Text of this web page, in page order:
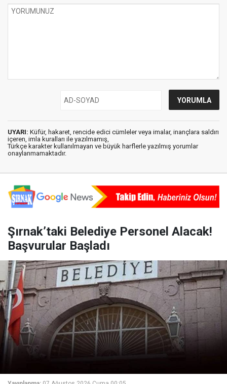
UYARI: Küfür, hakaret, rencide edici cümleler veya imalar, inançlara saldırı
içeren, imla kuralları ile yazılmamış,
Türkçe karakter kullanılmayan ve büyük harflerle yazılmış yorumlar
onaylanmamaktadır.
Şırnak’taki Belediye Personel Alacak!
Başvurular Başladı